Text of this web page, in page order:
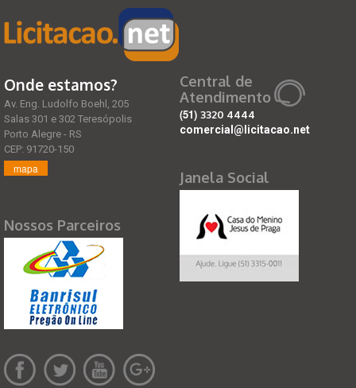
Onde estamos?
Av. Eng. Ludolfo Boehl, 205
Salas 301 e 302 Teresópolis
Porto Alegre - RS
CEP: 91720-150
mapa
Nossos Parceiros
Central de
Atendimento
(51) 3320 4444
comercial@licitacao.net
Janela Social